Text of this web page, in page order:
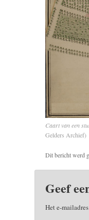
Caart van een
Gelders Archief)
Dit bericht werd
Geef
Het e-